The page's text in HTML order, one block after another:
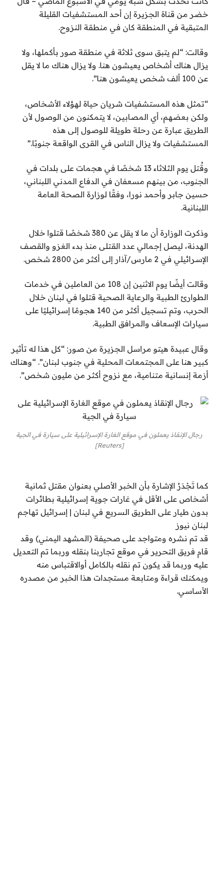
خضر من قناة الجزيرة إن أحد المستشفيات القليلة
المتبقية في المنطقة كان في منطقة النزوح.
وقالت: “لم يتبق سوى ثلاثة في منطقة صور بأكملها، ولا
يزال هناك أشخاص يعيشون هنا. ولا يزال هناك ما لا يقل
عن 100 ألف شخص يعيشون هنا”.
“تمثل هذه المستشفيات شريان حياة لهؤلاء الأشخاص،
ولكن بعضهم، أي المصابين، لا يتمكنون من الوصول لأن
الطريق عبارة عن رحلة طويلة للوصول إلى هذه
المستشفيات ولا يزال الناس في القرى الواقعة جنوبًا.”
وقُتل يوم الثلاثاء 13 شخصًا في هجمات على بلدات في
الجنوب، من بينهم مسعفان في الدفاع المدني اللبناني،
حسين جابر وأحمد نورا، وفقًا لوزارة الصحة العامة
اللبنانية.
وذكرت الوزارة أن ما لا يقل عن 380 شخصًا قتلوا خلال
الهدنة، ليصل إجمالي عدد القتلى منذ بدء الغزو والقصف
الإسرائيلي في 2 مارس/آذار إلى أكثر من 2800 شخص.
وقالت أيضًا يوم الاثنين إن 108 من العاملين في خدمات
الطوارئ الطبية والرعاية الصحية قتلوا في لبنان خلال
الحرب، وتم تسجيل أكثر من 140 هجومًا إسرائيليًا على
سيارات الإسعاف والمرافق الطبية.
وقال عبيدة هيتو مراسل الجزيرة من صور: “كل هذا له تأثير
كبير هنا على المجتمعات المحلية في جنوب لبنان”. “وهناك
أزمة إنسانية متنامية، مع نزوح أكثر من مليون شخص”.
رجال الإنقاذ يعملون في موقع الغارة الإسرائيلية على سيارة في الجية
[Reuters]
كما تَجْدَرُ الإشارة بأن الخبر الأصلي بعنوان مقتل ثمانية
أشخاص على الأقل في غارات جوية إسرائيلية بطائرات
بدون طيار على الطريق السريع في لبنان | إسرائيل تهاجم
لبنان نيوز
قد تم نشره ومتواجد على صحيفة (المشهد اليمني) وقد
قام فريق التحرير في موقع تجاربنا بنقله وربما تم التعديل
عليه وربما قد يكون تم نقله بالكامل أوالاقتباس منه
ويمكنك قراءة ومتابعة مستجدات هذا الخبر من مصدره
الأساسي.